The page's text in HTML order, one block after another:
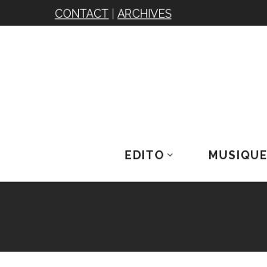
CONTACT |ARCHIVES
EDITO MUSIQUE